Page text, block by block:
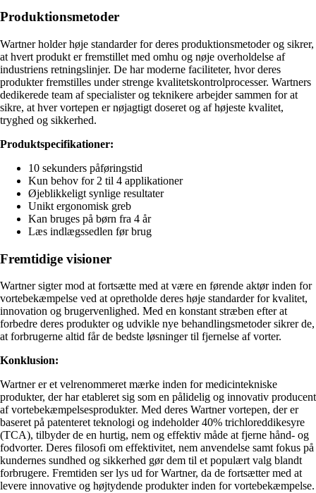
Produktionsmetoder
Wartner holder høje standarder for deres produktionsmetoder og sikrer,
at hvert produkt er fremstillet med omhu og nøje overholdelse af
industriens retningslinjer. De har moderne faciliteter, hvor deres
produkter fremstilles under strenge kvalitetskontrolprocesser. Wartners
dedikerede team af specialister og teknikere arbejder sammen for at
sikre, at hver vortepen er nøjagtigt doseret og af højeste kvalitet,
tryghed og sikkerhed.
Produktspecifikationer:
10 sekunders påføringstid
Kun behov for 2 til 4 applikationer
Øjeblikkeligt synlige resultater
Unikt ergonomisk greb
Kan bruges på børn fra 4 år
Læs indlægssedlen før brug
Fremtidige visioner
Wartner sigter mod at fortsætte med at være en førende aktør inden for
vortebekæmpelse ved at opretholde deres høje standarder for kvalitet,
innovation og brugervenlighed. Med en konstant stræben efter at
forbedre deres produkter og udvikle nye behandlingsmetoder sikrer de,
at forbrugerne altid får de bedste løsninger til fjernelse af vorter.
Konklusion:
Wartner er et velrenommeret mærke inden for medicintekniske
produkter, der har etableret sig som en pålidelig og innovativ producent
af vortebekæmpelsesprodukter. Med deres Wartner vortepen, der er
baseret på patenteret teknologi og indeholder 40% trichloreddikesyre
(TCA), tilbyder de en hurtig, nem og effektiv måde at fjerne hånd- og
fodvorter. Deres filosofi om effektivitet, nem anvendelse samt fokus på
kundernes sundhed og sikkerhed gør dem til et populært valg blandt
forbrugere. Fremtiden ser lys ud for Wartner, da de fortsætter med at
levere innovative og højtydende produkter inden for vortebekæmpelse.